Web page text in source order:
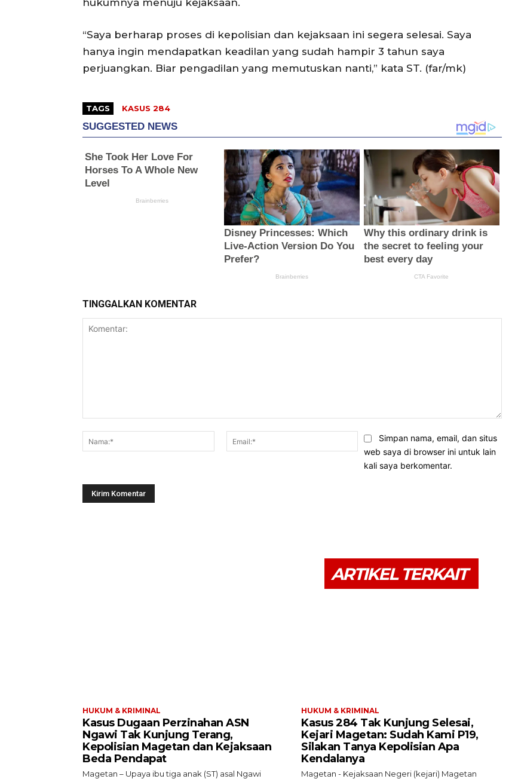
“Saya berharap proses di kepolisian dan kejaksaan ini segera selesai. Saya
hanya ingin mendapatkan keadilan yang sudah hampir 3 tahun saya
perjuangkan. Biar pengadilan yang memutuskan nanti,” kata ST. (far/mk)
TAGS KASUS 284
TINGGALKAN KOMENTAR
Nama:*
Email:*Simpan nama, email, dan situs
web saya di browser ini untuk lain
kali saya berkomentar.
ARTIKEL TERKAIT
HUKUM & KRIMINAL
Kasus Dugaan Perzinahan ASN
Ngawi Tak Kunjung Terang,
Kepolisian Magetan dan Kejaksaan
Beda Pendapat
Magetan – Upaya ibu tiga anak (ST) asal Ngawi
HUKUM & KRIMINAL
Kasus 284 Tak Kunjung Selesai,
Kejari Magetan: Sudah Kami P19,
Silakan Tanya Kepolisian Apa
Kendalanya
Magetan - Kejaksaan Negeri (kejari) Magetan